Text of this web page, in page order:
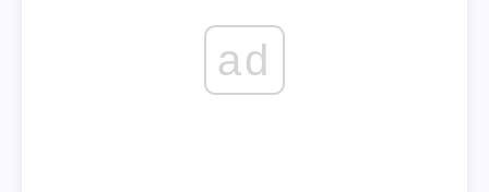
ad